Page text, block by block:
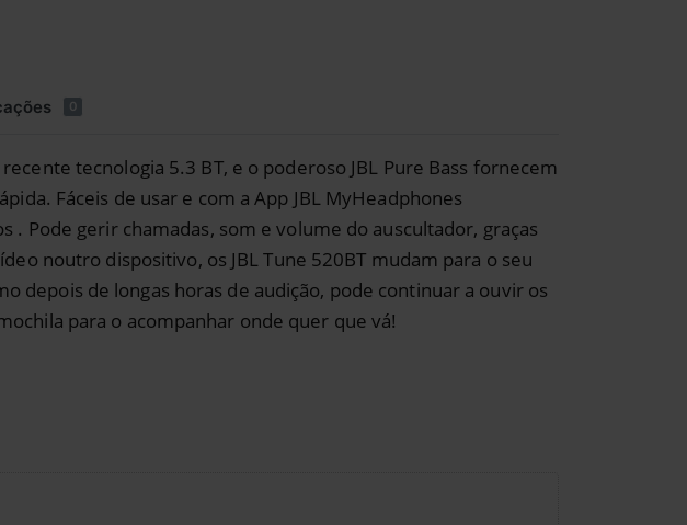
0
tecnologia 5.3 BT, e o poderoso JBL Pure Bass fornecem
Fáceis de usar e com a App JBL MyHeadphones
. Pode gerir chamadas, som e volume do auscultador, graças
noutro dispositivo, os JBL Tune 520BT mudam para o seu
depois de longas horas de audição, pode continuar a ouvir os
para o acompanhar onde quer que vá!